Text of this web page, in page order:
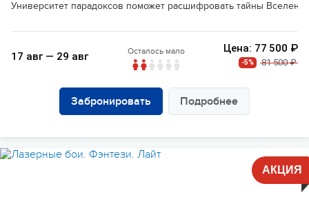
Университет парадоксов поможет расшифровать тайны
17 авг — 29 авг Осталось мало Цена: 77 500 ₽
-5% 81 500 ₽
Забронировать Подробнее
АКЦИЯ